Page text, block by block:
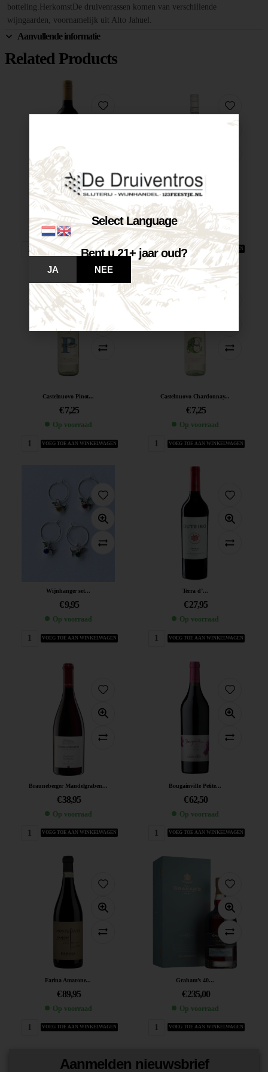
botteling.HerkomstDe druivenrassen komen van verschillende
wijngaarden, voornamelijk uit Alto Jahuel.
Aanvullende informatie
Related Products
Castelnuovo Merlot-Corvina...
€7,25
Op voorraad
VOEG TOE AAN WINKELWAGEN
Castelnuovo Pinot...
€7,25
Op voorraad
VOEG TOE AAN WINKELWAGEN
Castelnuovo Pinot...
€ 7,25
Op voorraad
VOEG TOE AAN WINKELWAGEN
Castelnuovo Chardonnay...
€ 7,25
Op voorraad
VOEG TOE AAN WINKELWAGEN
Wijnhanger set...
€9,95
Op voorraad
VOEG TOE AAN WINKELWAGEN
Terra d’...
€27,95
Op voorraad
VOEG TOE AAN WINKELWAGEN
Brauneberger Mandelgraben...
€38,95
Op voorraad
VOEG TOE AAN WINKELWAGEN
Bougainville Petite...
€62,50
Op voorraad
VOEG TOE AAN WINKELWAGEN
Farina Amarone...
€89,95
Op voorraad
VOEG TOE AAN WINKELWAGEN
Graham’s 40...
€ 235,00
Op voorraad
VOEG TOE AAN WINKELWAGEN
Aanmelden nieuwsbrief
Select Language
Bent u 21+ jaar oud?
JA NEE